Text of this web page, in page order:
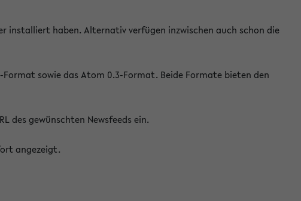
installiert haben. Alternativ verfügen inzwischen auch schon die
Format sowie das Atom 0.3-Format. Beide Formate bieten den
des gewünschten Newsfeeds ein.
angezeigt.